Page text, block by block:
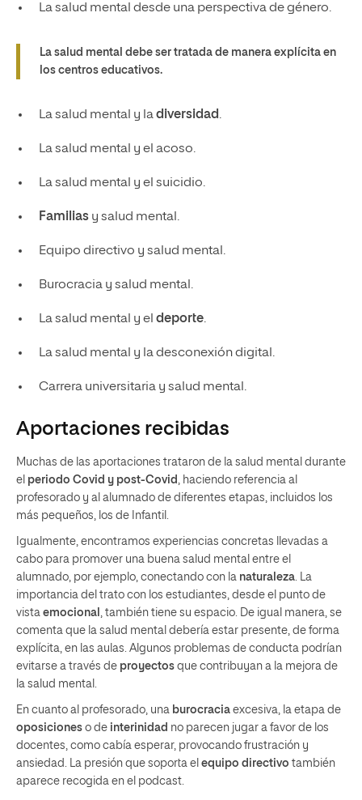
La salud mental desde una perspectiva de género.
La salud mental debe ser tratada de manera explícita en
los centros educativos.
La salud mental y ladiversidad.
La salud mental y el acoso.
La salud mental y el suicidio.
Familiasy salud mental.
Equipo directivo y salud mental.
Burocracia y salud mental.
La salud mental y el deporte.
La salud mental y la desconexión digital.
Carrera universitaria y salud mental.
Aportaciones recibidas
Muchas de las aportaciones trataron de la salud mental durante
el periodo Covid y post-Covid
, haciendo referencia al
profesorado y al alumnado de diferentes etapas, incluidos los
más pequeños, los de Infantil.
Igualmente, encontramos experiencias concretas llevadas a
cabo para promover una buena salud mental entre el
alumnado, por ejemplo, conectando con la naturaleza . La
importancia del trato con los estudiantes, desde el punto de
vista emocional
, también tiene su espacio. De igual manera, se
comenta que la salud mental debería estar presente, de forma
explícita, en las aulas. Algunos problemas de conducta podrían
evitarse a través de proyectos que contribuyan a la mejora de
la salud mental.
En cuanto al profesorado, una burocracia excesiva, la etapa de
oposiciones o de interinidad no parecen jugar a favor de los
docentes, como cabía esperar, provocando frustración y
ansiedad. La presión que soporta el equipo directivo también
aparece recogida en el podcast.